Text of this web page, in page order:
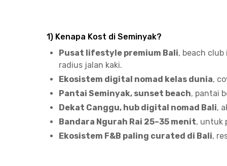
1) Kenapa Kost di Seminyak?
Pusat lifestyle premium Bali, beach club
radius jalan kaki.
Ekosistem digital nomad kelas dunia,
Pantai Seminyak, sunset beach, pantai
Dekat Canggu, hub digital nomad Bali,
Bandara Ngurah Rai 25–35 menit, untuk
Ekosistem F&B paling curated di Bali,